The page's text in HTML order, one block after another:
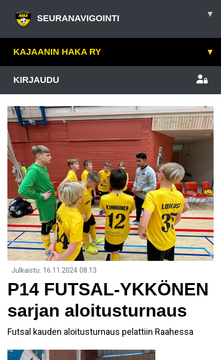
SEURANAVIGOINTI ▾
KAJAANIN HAKA RY ▾
KIRJAUDU
Julkaistu: 16.11.2024 08.13
P14 FUTSAL-YKKÖNEN
sarjan aloitusturnaus
Futsal kauden aloitusturnaus pelattiin Raahessa